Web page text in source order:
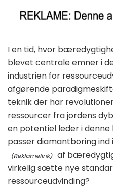
I en tid, hvor
blevet centrale emner i
industrien for
afgørende
teknik der har
ressourcer fra jordens
en potentiel leder i
passer diamantboring
af
virkelig sætte nye
ressourceudvinding?